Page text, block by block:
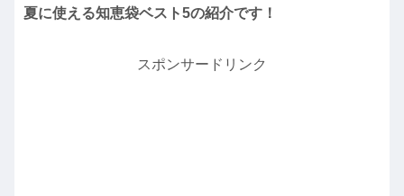
夏に使える知恵袋ベスト5の紹介です！
スポンサードリンク